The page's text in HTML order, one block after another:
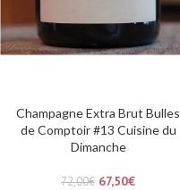
Champagne Extra Brut Bulles
de Comptoir #13 Cuisine du
Dimanche
72,00€ 67,50€